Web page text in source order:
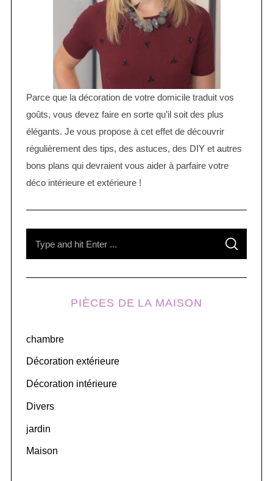
Parce que la décoration de votre domicile traduit vos
goûts, vous devez faire en sorte qu’il soit des plus
élégants. Je vous propose à cet effet de découvrir
régulièrement des tips, des astuces, des DIY et autres
bons plans qui devraient vous aider à parfaire votre
déco intérieure et extérieure !
f
o
:
S
A
C
PIÈCES DE LA MAISON
chambre
Décoration extérieure
Décoration intérieure
Divers
jardin
Maison